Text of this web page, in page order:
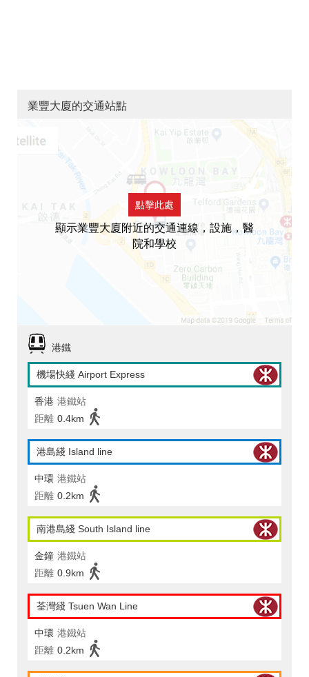
業豐大廈的交通站點
點擊此處
顯示業豐大廈附近的交通連線，設施，醫
院和學校
港鐵
機場快綫 Airport Express
香港 港鐵站
距離 0.4km
港島綫 Island line
中環 港鐵站
距離 0.2km
南港島綫 South Island line
金鐘 港鐵站
距離 0.9km
荃灣綫 Tsuen Wan Line
中環 港鐵站
距離 0.2km